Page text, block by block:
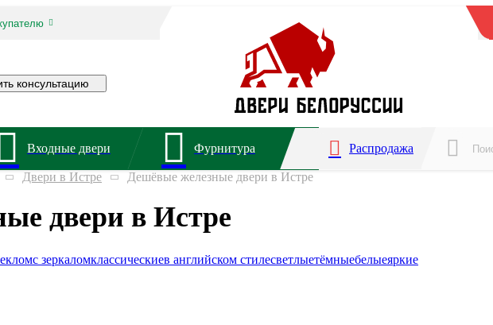
консультацию
Входные двери Фурнитура Распродажа
Двери в Истре Дешёвые железные двери в Истре
двери в Истре
с зеркаломклассическиев английском стилесветлыетёмныебелыеяркие